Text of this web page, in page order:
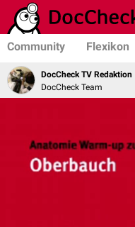
Community Flexikon
DocCheck TV Redaktion
DocCheck Team